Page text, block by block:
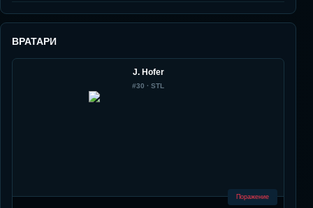
ВРАТАРИ
J. Hofer
#30 · STL
Поражение